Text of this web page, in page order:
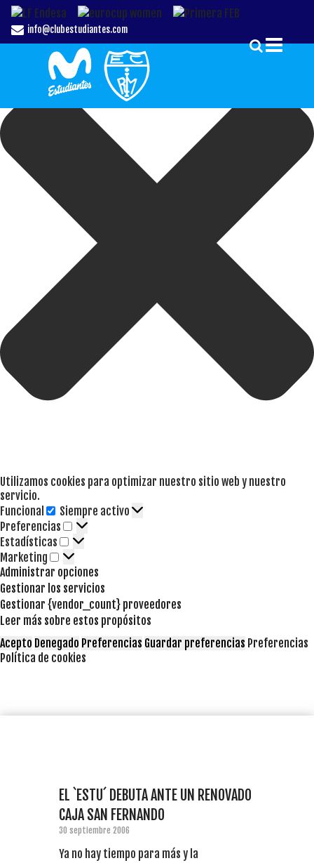
Gestionar el Consentimiento de las Cookies
Utilizamos cookies para optimizar nuestro sitio web y nuestro
servicio.
Funcional
Funcional
Siempre activo
Preferencias
Preferencias
Estadísticas Estadísticas
Marketing Marketing
Administrar opciones
Gestionar los servicios
Gestionar {vendor_count} proveedores
Leer más sobre estos propósitos
Acepto Denegado Preferencias Guardar preferencias Preferencias
Política de cookies
info@clubestudiantes.com
EL `ESTU´ DEBUTA ANTE UN RENOVADO
CAJA SAN FERNANDO
30 septiembre 2006
Ya no hay tiempo para más y la